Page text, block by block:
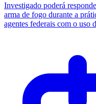
Investigado poderá
arma de fogo durante a
agentes federais com o uso